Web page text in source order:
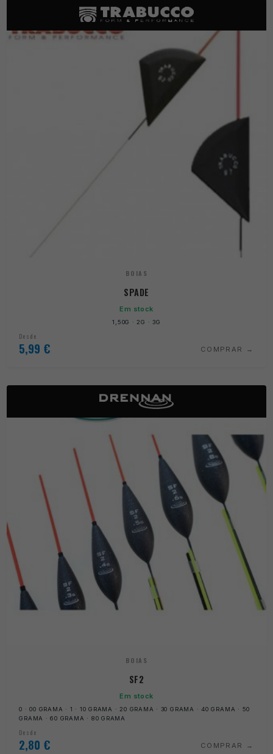
BOIAS
SPADE
Em stock
1,50G · 2G · 3G
Desde
5,99 € COMPRAR
BOIAS
SF2
Em stock
0 · 00 GRAMA · 1 · 10 GRAMA · 20 GRAMA · 30 GRAMA · 40 GRAMA · 50
GRAMA · 60 GRAMA · 80 GRAMA
Desde
2,80 € COMPRAR